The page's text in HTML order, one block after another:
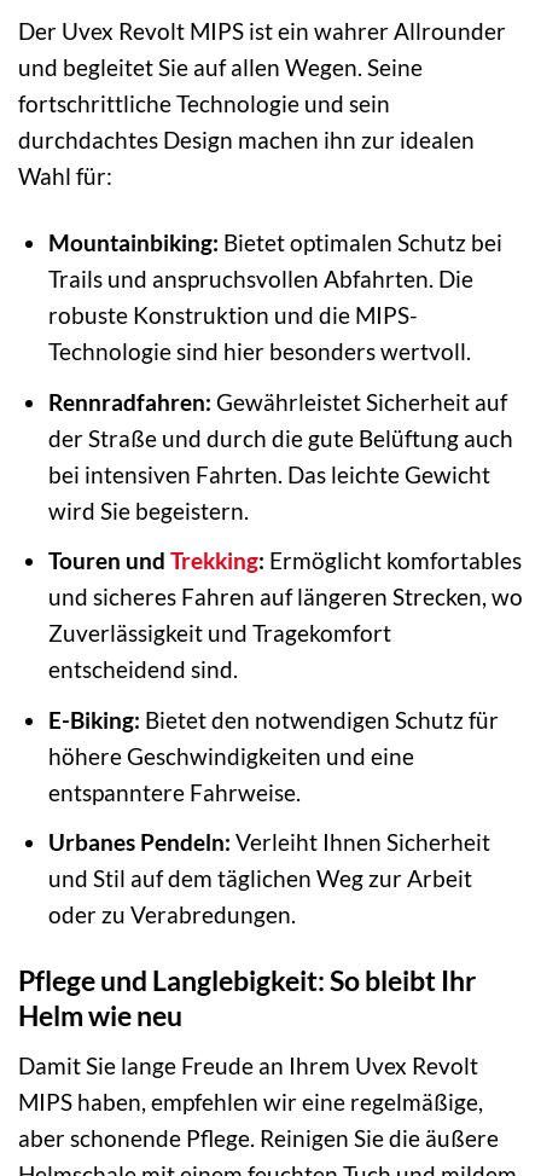
Der Uvex Revolt MIPS ist ein wahrer Allrounder
und begleitet Sie auf allen Wegen. Seine
fortschrittliche Technologie und sein
durchdachtes Design machen ihn zur idealen
Wahl für:
Mountainbiking: Bietet optimalen Schutz bei
Trails und anspruchsvollen Abfahrten. Die
robuste Konstruktion und die MIPS-
Technologie sind hier besonders wertvoll.
Rennradfahren: Gewährleistet Sicherheit auf
der Straße und durch die gute Belüftung auch
bei intensiven Fahrten. Das leichte Gewicht
wird Sie begeistern.
Touren und Trekking: Ermöglicht komfortables
und sicheres Fahren auf längeren Strecken, wo
Zuverlässigkeit und Tragekomfort
entscheidend sind.
E-Biking: Bietet den notwendigen Schutz für
höhere Geschwindigkeiten und eine
entspanntere Fahrweise.
Urbanes Pendeln: Verleiht Ihnen Sicherheit
und Stil auf dem täglichen Weg zur Arbeit
oder zu Verabredungen.
Pflege und Langlebigkeit: So bleibt Ihr
Helm wie neu
Damit Sie lange Freude an Ihrem Uvex Revolt
MIPS haben, empfehlen wir eine regelmäßige,
aber schonende Pflege. Reinigen Sie die äußere